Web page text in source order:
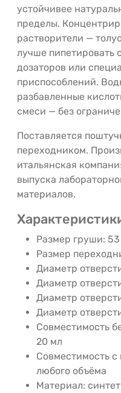
устойчивее
пределы.
растворители —
лучше пипетировать
дозаторов или
приспособлений.
разбавленные
смеси — без
Поставляется
переходником.
итальянская
выпуска
материалов.
Размер груши:
Размер
Диаметр
Диаметр
Диаметр
Диаметр
Совместимость
20 мл
Совместимость
любого объёма
Материал: